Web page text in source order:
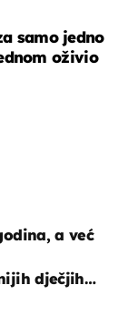
samo jedno
oživio
a već
dječjih